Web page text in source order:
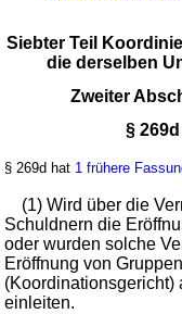
Siebter Teil
die derselben
Zweiter
§
§ 269d hat 1 frühere
(1) Wird über die
Schuldnern die
oder wurden solche
Eröffnung von
(Koordinationsgericht)
einleiten.